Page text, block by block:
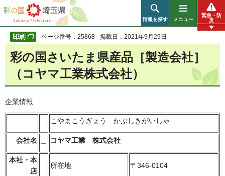
彩の国 埼玉県
情報を探す メニュー
緊急・防
災
ページ番号：25868 掲載日：2021年9月29日
彩の国さいたま県産品［製造会社］
（コヤマ工業株式会社）
企業情報
こやまこうぎょう かぶしきがいしゃ
会社名 コヤマ工業 株式会社
本社・本
店
所在地 〒346-0104